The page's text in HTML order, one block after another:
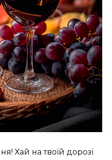
Хай на твоїй дорозі